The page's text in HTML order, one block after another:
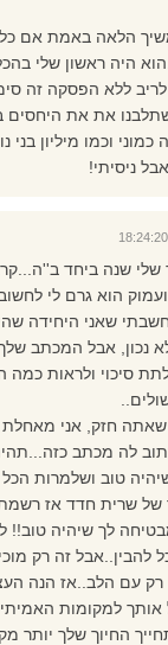
הלאה באמת אם כל
היה ראשון שלי
ללא הפסקה זה
את את היחסים
וכמו מיליון בני
ניסיתי!
שלי שנה ביחד
הוא גרם לי
שאני היחידה
נכון, אבל המכתב שלך
סיכוי ולראות
שאתה חזק, אני
לה מכתב
טוב ושלמרות
של שרית חדד אז
לך שיהיה טוב!!
להבין..אבל זה רק
עם הלב..אז הנה
אותך למקומות
החיוך שלך יותר